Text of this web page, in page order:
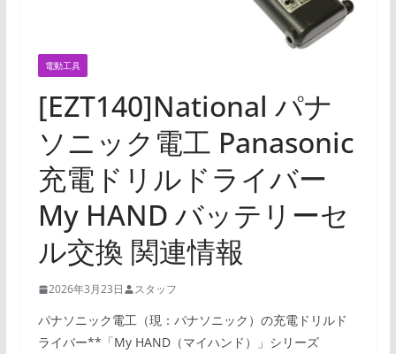
電動工具
[EZT140]National パナ
ソニック電工 Panasonic
充電ドリルドライバー
My HAND バッテリーセ
ル交換 関連情報
2026年3月23日 スタッフ
パナソニック電工（現：パナソニック）の充電ドリルド
ライバー**「My HAND（マイハンド）」シリーズ